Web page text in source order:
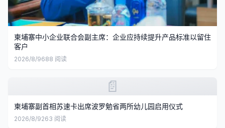
柬埔寨中小企业联合会副主席：企业应持续提升产品标准以留住
客户
2026/8/9688 阅读
📄
柬埔寨副首相苏速卡出席波罗勉省两所幼儿园启用仪式
2026/8/9263 阅读